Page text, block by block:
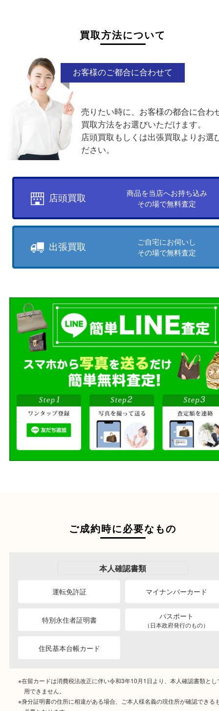
ネーム入り
電話でお問合せ メールでお問合せ
買取方法について
お客様のご都合に合わせて
売りたい時に、お客様の都合に
買取方法をお選びいただけます
店頭買取もしくは出張買取より
ださい。
店頭買取
商品を当店へお持ち込
その場で無料査定
出張買取
ご自宅にお伺いし
その場で無料査定